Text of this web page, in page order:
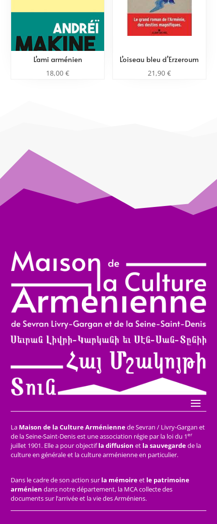
L’ami arménien
18,00€
L’oiseau bleu d’Erzeroum
21,90 €
La Maison de la Culture Arméniennede Sevran / Livry-Gargan et
de la Seine-Saint-Denis est une association régie par la loi du 1er
juillet 1901. Elle a pour objectifla diffusion et la sauvegardede la
culture en générale et la culture arménienne en particulier.
Dans le cadre de son action sur la mémoireet le patrimoine
arménien dans notre département, la MCA collecte des
documents sur l’arrivée et la vie des Arméniens.